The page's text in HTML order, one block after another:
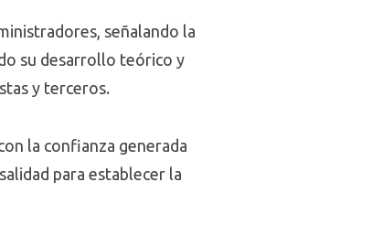
señalando la
su desarrollo teórico y
y terceros.
la confianza generada
para establecer la